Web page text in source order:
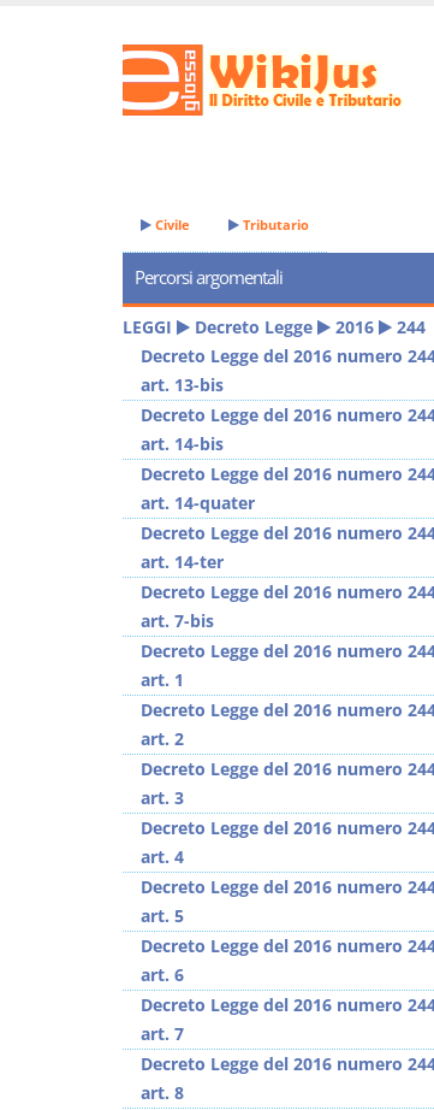
Civile Tributario
Percorsi argomentali
LEGGI Decreto Legge 2016
244
Decreto Legge del 2016 numero
art. 13-bis
Decreto Legge del 2016 numero
art. 14-bis
Decreto Legge del 2016 numero
art. 14-quater
Decreto Legge del 2016 numero
art. 14-ter
Decreto Legge del 2016 numero
art. 7-bis
Decreto Legge del 2016 numero
art. 1
Decreto Legge del 2016 numero
art. 2
Decreto Legge del 2016 numero
art. 3
Decreto Legge del 2016 numero
art. 4
Decreto Legge del 2016 numero
art. 5
Decreto Legge del 2016 numero
art. 6
Decreto Legge del 2016 numero
art. 7
Decreto Legge del 2016 numero
art. 8
I Vincoli
D. Minussi
Versione
4,19 (iva